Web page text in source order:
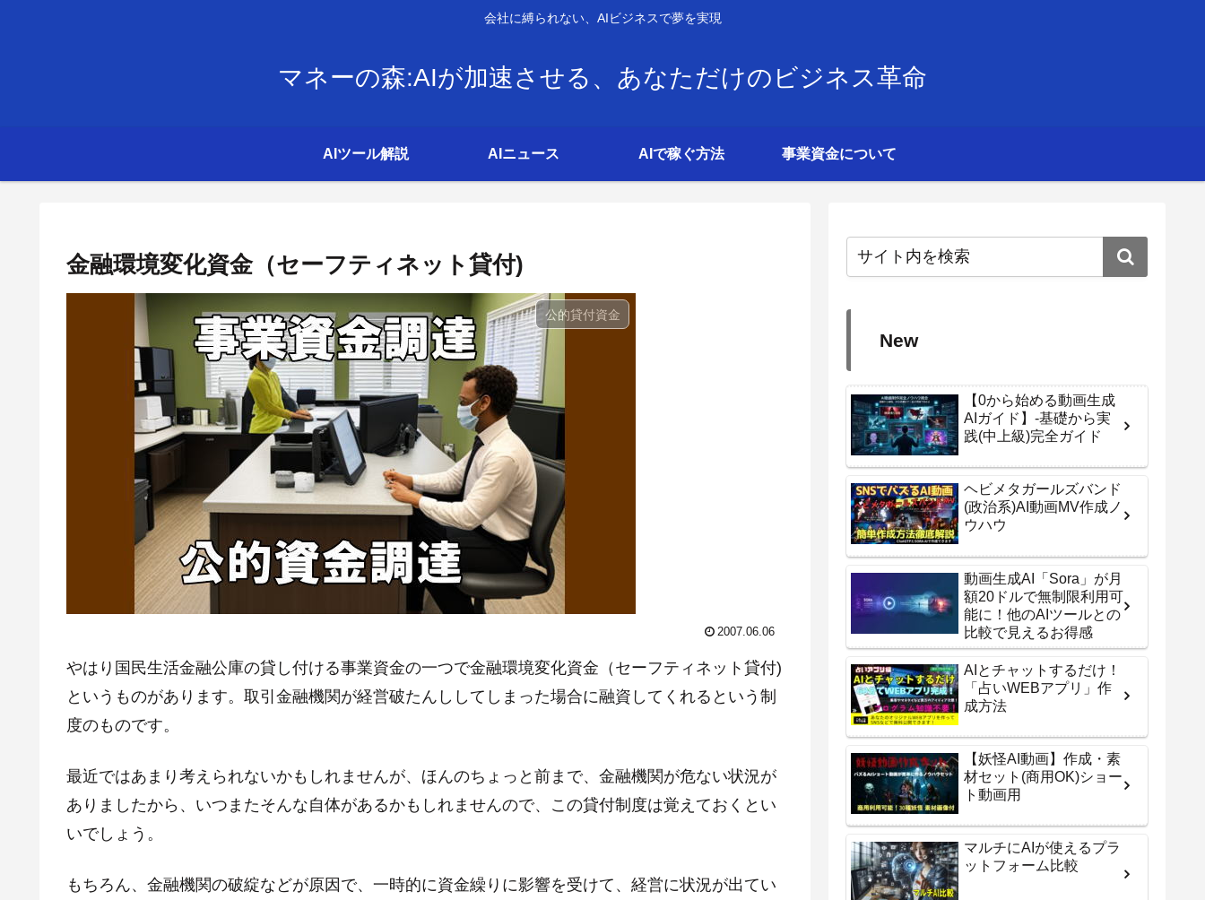
会社に縛られない、AIビジネスで夢を実現
マネーの森:AIが加速させる、あなただけのビジネス革命
AIツール解説 AIニュース AIで稼ぐ方法 事業資金について
金融環境変化資金（セーフティネット貸付)
公的貸付資金
2007.06.06
やはり国民生活金融公庫の貸し付ける事業資金の一つで金融環境変化資金（セーフティネット貸付)
というものがあります。取引金融機関が経営破たんししてしまった場合に融資してくれるという制
度のものです。
最近ではあまり考えられないかもしれませんが、ほんのちょっと前まで、金融機関が危ない状況が
ありましたから、いつまたそんな自体があるかもしれませんので、この貸付制度は覚えておくとい
いでしょう。
もちろん、金融機関の破綻などが原因で、一時的に資金繰りに影響を受けて、経営に状況が出てい
New
【0から始める動画生成
AIガイド】-基礎から実
践(中上級)完全ガイド
ヘビメタガールズバンド
(政治系)AI動画MV作成ノ
ウハウ
動画生成AI「Sora」が月
額20ドルで無制限利用可
能に！他のAIツールとの
比較で見えるお得感
AIとチャットするだけ！
「占いWEBアプリ」作
成方法
【妖怪AI動画】作成・素
材セット(商用OK)ショー
ト動画用
マルチにAIが使えるプラ
ットフォーム比較